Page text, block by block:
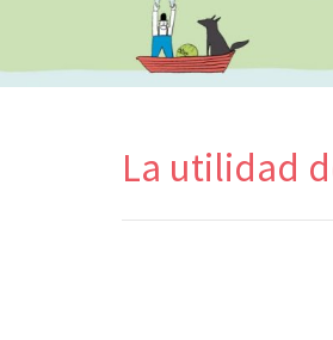
La utilidad